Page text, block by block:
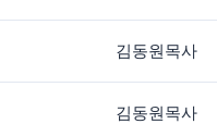
김동원목사
김동원목사